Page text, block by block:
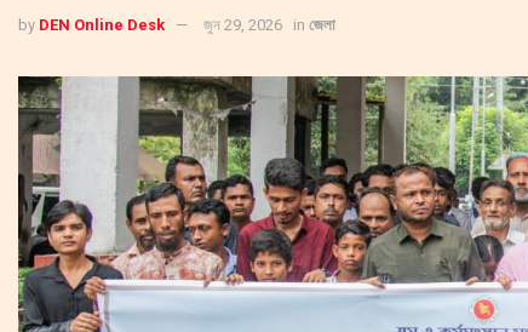
by DEN Online Desk জুন 29, 2026 in জেলা